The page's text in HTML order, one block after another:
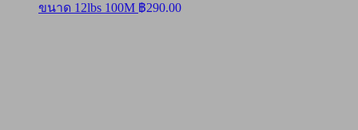
ขนาด 12lbs 100M ฿290.00